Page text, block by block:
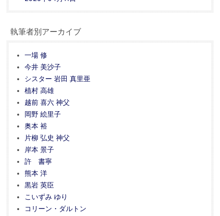
執筆者別アーカイブ
一場 修
今井 美沙子
シスター 岩田 真里亜
植村 高雄
越前 喜六 神父
岡野 絵里子
奥本 裕
片柳 弘史 神父
岸本 景子
許 書寧
熊本 洋
黒岩 英臣
こいずみ ゆり
コリーン・ダルトン